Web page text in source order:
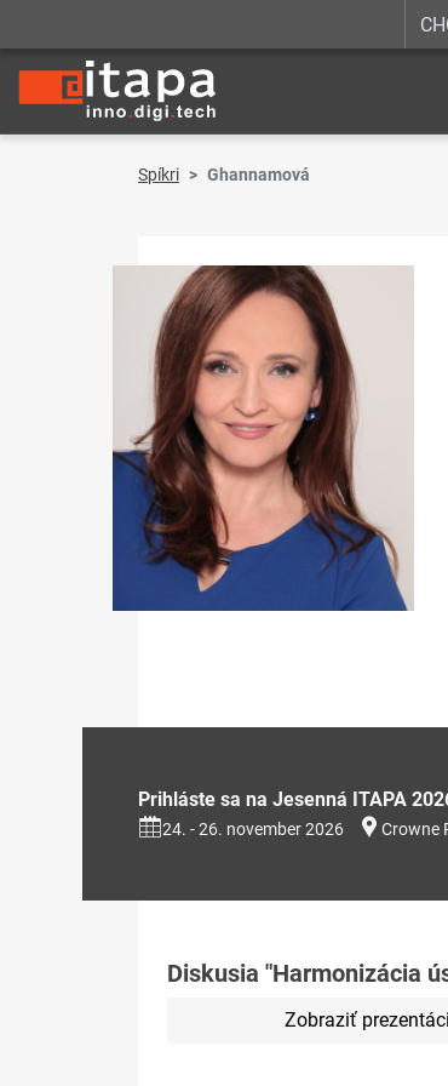
Spíkri Ghannamová
Prihláste sa na Jesenná ITAPA
24. - 26. november 2026 Crowne
Diskusia "Harmonizácia
Zobraziť